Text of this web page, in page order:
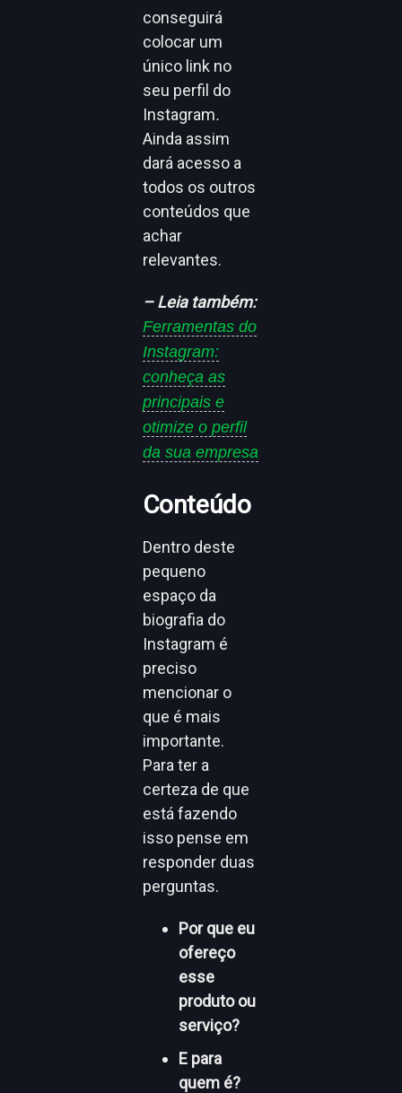
conseguirá
colocar um
único link no
seu perfil do
Instagram.
Ainda assim
dará acesso a
todos os outros
conteúdos que
achar
relevantes.
– Leia também:
Ferramentas do
Instagram:
conheça as
principais e
otimize o perfil
da sua empresa
Conteúdo
Dentro deste
pequeno
espaço da
biografia do
Instagram é
preciso
mencionar o
que é mais
importante.
Para ter a
certeza de que
está fazendo
isso pense em
responder duas
perguntas.
Por que eu
ofereço
esse
produto ou
serviço?
E para
quem é?